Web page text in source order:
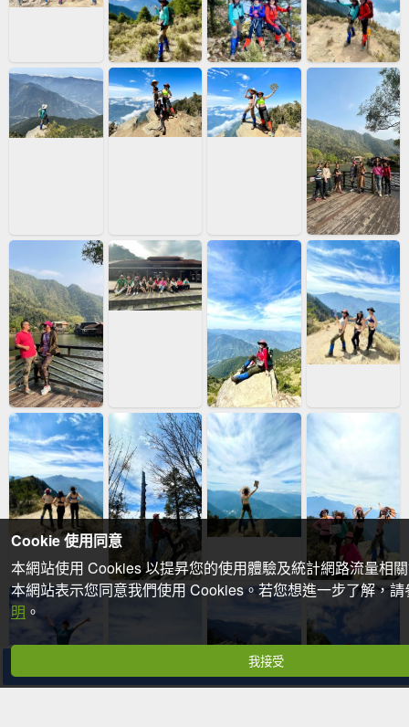
分享
Cookie 使用同意
本網站使用 Cookies 以提昇您的使用體驗及統計網路流量相
本網站表示您同意我們使用 Cookies。若您想進一步了解，
明 。
我接受